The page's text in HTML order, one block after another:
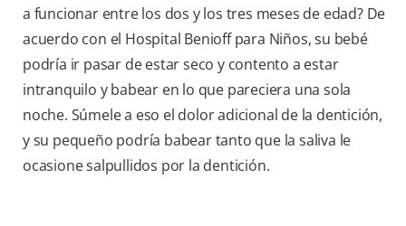
a funcionar entre los dos y los tres meses de edad? De
acuerdo con el Hospital Benioff para Niños, su bebé
podría ir pasar de estar seco y contento a estar
intranquilo y babear en lo que pareciera una sola
noche. Súmele a eso el dolor adicional de la dentición,
y su pequeño podría babear tanto que la saliva le
ocasione salpullidos por la dentición.